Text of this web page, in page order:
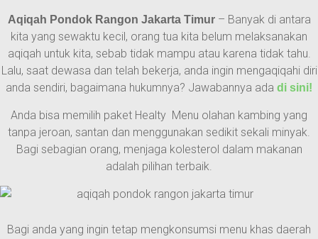
Aqiqah Pondok Rangon Jakarta Timur– Banyak di antara
kita yang sewaktu kecil, orang tua kita belum melaksanakan
aqiqah untuk kita, sebab tidak mampu atau karena tidak tahu.
Lalu, saat dewasa dan telah bekerja, anda ingin mengaqiqahi diri
anda sendiri, bagaimana hukumnya? Jawabannya ada di sini!
Anda bisa memilih paket Healty Menu olahan kambing yang
tanpa jeroan, santan dan menggunakan sedikit sekali minyak.
Bagi sebagian orang, menjaga kolesterol dalam makanan
adalah pilihan terbaik.
Bagi anda yang ingin tetap mengkonsumsi menu khas daerah